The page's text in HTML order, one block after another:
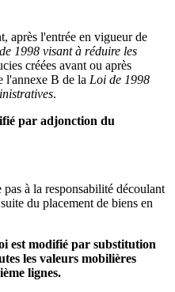
après l'entrée en vigueur de
1998 visant à réduire les
créées avant ou après
l'annexe B de la Loi de 1998
.
par adjonction du
à la responsabilité découlant
du placement de biens en
est modifié par substitution
les valeurs mobilières
lignes.